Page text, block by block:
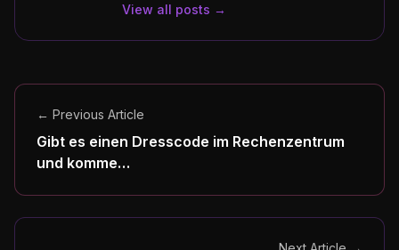
View all posts →
← Previous Article
Gibt es einen Dresscode im Rechenzentrum
und komme…